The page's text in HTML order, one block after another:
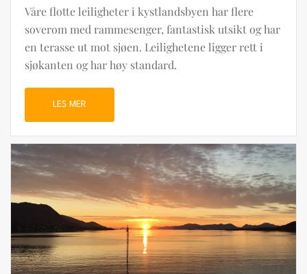
Våre flotte leiligheter i kystlandsbyen har flere
soverom med rammesenger, fantastisk utsikt og har
en terasse ut mot sjøen. Leilighetene ligger rett i
sjøkanten og har høy standard.
LES MER